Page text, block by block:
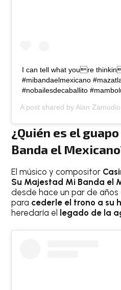
I can tell what youre
#mibandaelmexicano
#nobailesdecaballito
A post shared by Alan Zamudio
¿Quién es el
Banda el
El músico y compositor
Su Majestad Mi Banda el
desde hace un par de
para cederle el trono a su
heredaría el legado de la